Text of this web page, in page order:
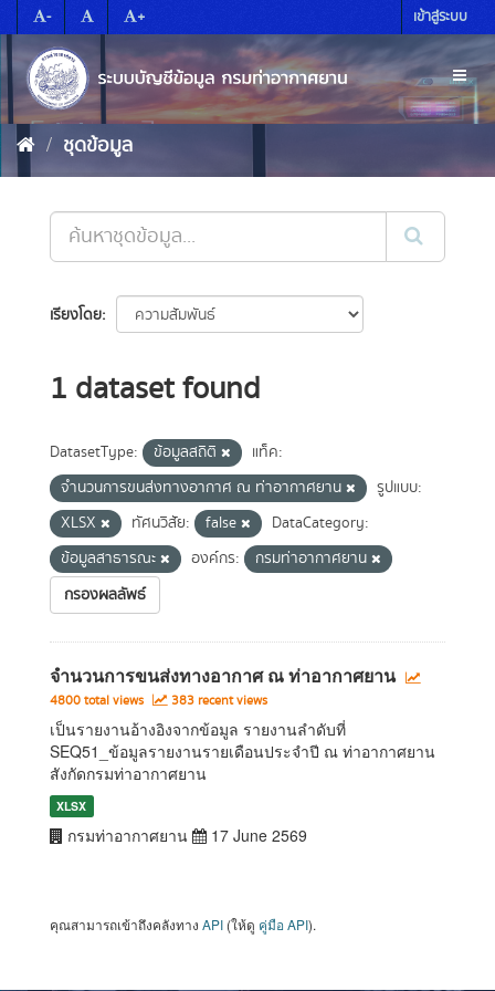
to
content
- + เข้าสู่ระบบ
ชุดข้อมูล
เรียงโดย
1 dataset found
DatasetType: ข้อมูลสถิติ
แท็ค:
จำนวนการขนส่งทางอากาศ ณ ท่าอากาศยาน
รูปแบบ:
XLSX
ทัศนวิสัย: false
DataCategory:
ข้อมูลสาธารณะ
องค์กร:
กรมท่าอากาศยาน
กรองผลลัพธ์
จำนวนการขนส่งทางอากาศ ณ ท่าอากาศยาน
4800 total views 383 recent views
เป็นรายงานอ้างอิงจากข้อมูล รายงานลำดับที่
SEQ51_ข้อมูลรายงานรายเดือนประจำปี ณ ท่าอากาศยาน
สังกัดกรมท่าอากาศยาน
XLSX
กรมท่าอากาศยาน 17 June 2569
คุณสามารถเข้าถึงคลังทาง API (ให้ดู คู่มือ API).